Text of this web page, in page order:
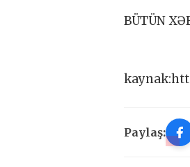
BÜTÜN
Paylaş: